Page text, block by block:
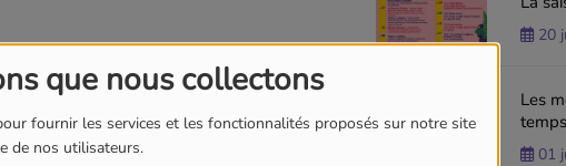
que nous collectons
fournir les services et les fonctionnalités proposés sur notre site
de nos utilisateurs.
20
Les
01